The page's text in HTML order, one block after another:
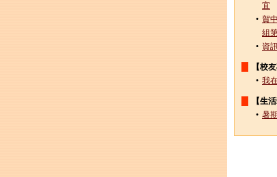
宜
• 賀
組
• 資
【校
• 我
【生
• 暑